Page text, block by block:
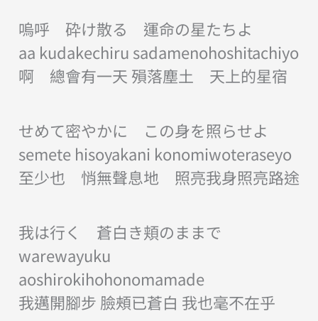
嗚呼 砕け散る 運命の星たちよ
aa kudakechiru sadamenohoshitachiyo
啊 總會有一天 殞落塵土 天上的星宿
せめて密やかに この身を照らせよ
semete hisoyakani konomiwoteraseyo
至少也 悄無聲息地 照亮我身照亮路途
我は行く 蒼白き頬のままで
warewayuku
aoshirokihohonomamade
我邁開腳步 臉頰已蒼白 我也毫不在乎